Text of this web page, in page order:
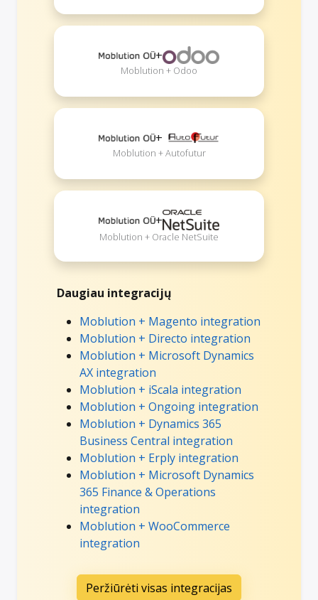
+
Moblution + Odoo
+
Moblution + Autofutur
+
Moblution + Oracle NetSuite
Daugiau integracijų
Moblution + Magento integration
Moblution + Directo integration
Moblution + Microsoft Dynamics
AX integration
Moblution + iScala integration
Moblution + Ongoing integration
Moblution + Dynamics 365
Business Central integration
Moblution + Erply integration
Moblution + Microsoft Dynamics
365 Finance & Operations
integration
Moblution + WooCommerce
integration
Peržiūrėti visas integracijas